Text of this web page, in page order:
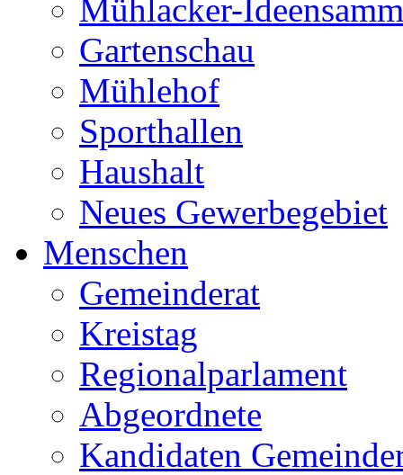
Mühlacker-
Gartenschau
Mühlehof
Sporthallen
Haushalt
Neues Gewerbegebiet
Menschen
Gemeinderat
Kreistag
Regionalparlament
Abgeordnete
Kandidaten